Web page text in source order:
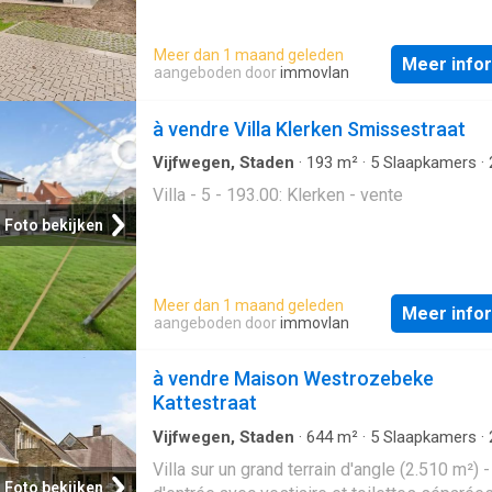
Meer dan 1 maand geleden
aangeboden doorimmovlan Meer
Foto bekijken
à vendre Villa Klerken Smissestraat
Vijfwegen, Staden · 193 m² · 5 Slaapkamers ·
Villa - 5 - 193.00: Klerken - vente
Meer dan 1 maand geleden
aangeboden doorimmovlan Meer
Foto bekijken
à vendre Maison Westrozebeke
Kattestraat
Vijfwegen, Staden · 644m² · 5 Slaapkamers ·
Geschakelde Woning
Parkeerplaats·Terras·IUitgeruste keuken·
Villa sur un grand terrain d'angle (2.510 m²) -